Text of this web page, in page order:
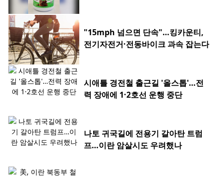
"15mph 넘으면 단속"…킹카운티,
전기자전거·전동바이크 과속 잡는다
시애틀 경전철 출근길 '올스톱'…전
력 장애에 1·2호선 운행 중단
나토 귀국길에 전용기 갈아탄 트럼
프…이란 암살시도 우려했나